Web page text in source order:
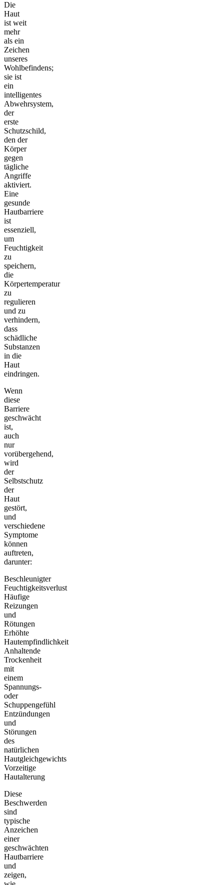
Die
Haut
ist weit
mehr
als ein
Zeichen
unseres
Wohlbefindens;
sie ist
ein
intelligentes
Abwehrsystem,
der
erste
Schutzschild,
den der
Körper
gegen
tägliche
Angriffe
aktiviert.
Eine
gesunde
Hautbarriere
ist
essenziell,
um
Feuchtigkeit
zu
speichern,
die
Körpertemperatur
zu
regulieren
und zu
verhindern,
dass
schädliche
Substanzen
in die
Haut
eindringen.
Wenn
diese
Barriere
geschwächt
ist,
auch
nur
vorübergehend,
wird
der
Selbstschutz
der
Haut
gestört,
und
verschiedene
Symptome
können
auftreten,
darunter:
Beschleunigter
Feuchtigkeitsverlust
Häufige
Reizungen
und
Rötungen
Erhöhte
Hautempfindlichkeit
Anhaltende
Trockenheit
mit
einem
Spannungs-
oder
Schuppengefühl
Entzündungen
und
Störungen
des
natürlichen
Hautgleichgewichts
Vorzeitige
Hautalterung
Diese
Beschwerden
sind
typische
Anzeichen
einer
geschwächten
Hautbarriere
und
zeigen,